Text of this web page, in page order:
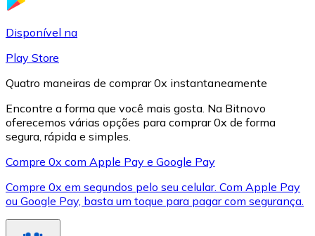
XRP
XRP
Disponível na
Play Store
Quatro maneiras de comprar 0x instantaneamente
Encontre a forma que você mais gosta. Na Bitnovo
oferecemos várias opções para comprar 0x de forma
segura, rápida e simples.
Compre 0x com Apple Pay e Google Pay
Compre 0x em segundos pelo seu celular. Com Apple Pay
ou Google Pay, basta um toque para pagar com segurança.